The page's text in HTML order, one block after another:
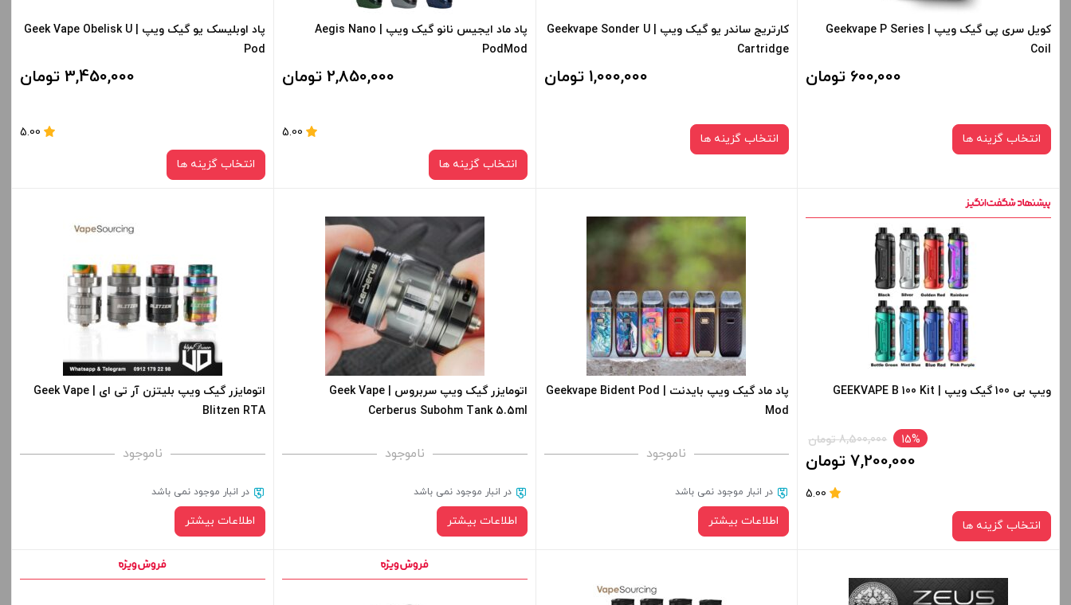
کویل سری پی گیک ویپ | Geekvape P Series
Coil
600,000 تومان
انتخاب گزینه ها
نوع کویل :
0.4 اهم
0.15 اهم
صاف
برای فعال شدن سبد خرید و نمایش قیمت ، گزینه
های محصول را از کادر بالا انتخاب کنید.
کارتریج ساندر یو گیک ویپ | Geekvape Sonder U
Cartridge
1,000,000 تومان
انتخاب گزینه ها
نوع کویل :
1.1 اهم
برای فعال شدن سبد خرید و نمایش قیمت ، گزینه
های محصول را از کادر بالا انتخاب کنید.
پاد ماد ایجیس نانو گیک ویپ | Aegis Nano
PodMod
2,850,000 تومان
5.00
انتخاب گزینه ها
رنگ:
blue
صاف
برای فعال شدن سبد خرید و نمایش قیمت ، گزینه
های محصول را از کادر بالا انتخاب کنید.
پاد اوبلیسک یو گیک ویپ | Geek Vape Obelisk U
Pod
3,450,000 تومان
5.00
انتخاب گزینه ها
صاف
برای فعال شدن سبد خرید و نمایش قیمت ، گزینه
های محصول را از کادر بالا انتخاب کنید.
ویپ بی 100 گیک ویپ | GEEKVAPE B 100 Kit
15% 8,500,000 تومان
7,200,000 تومان
5.00
انتخاب گزینه ها
رنگ:
پاد ماد گیک ویپ بایدنت | Geekvape Bident Pod
Mod
ناموجود
در انبار موجود نمی باشد
اطلاعات بیشتر
دسترس نمی باشد.
اتومایزر گیک ویپ سربروس | Geek Vape
Cerberus Subohm Tank 5.5ml
ناموجود
در انبار موجود نمی باشد
اطلاعات بیشتر
اتومایزر گیک ویپ بلیتزن آر تی ای | Geek Vape
Blitzen RTA
ناموجود
در انبار موجود نمی باشد
اطلاعات بیشتر